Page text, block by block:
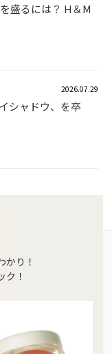
盛るには？ H＆M
2026.07.29
シャドウ、を卒
かり！
ク！